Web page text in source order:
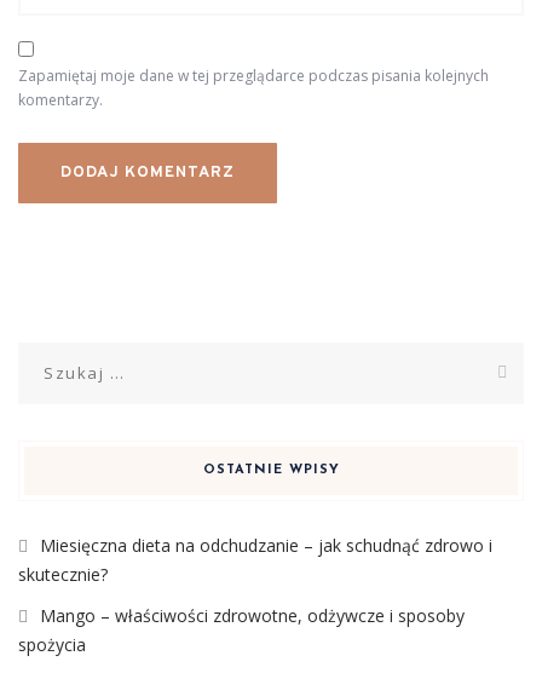
Zapamiętaj moje dane w tej przeglądarce podczas pisania kolejnych
komentarzy.
OSTATNIE WPISY
Miesięczna dieta na odchudzanie – jak schudnąć zdrowo i
skutecznie?
Mango – właściwości zdrowotne, odżywcze i sposoby
spożycia